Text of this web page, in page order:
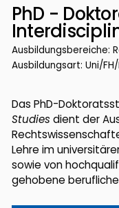
PhD -
Ausbildungsbereiche:
Ausbildungsart: Uni/FH/
Das PhD-
Studies dient der
Lehre im
sowie von
gehobene